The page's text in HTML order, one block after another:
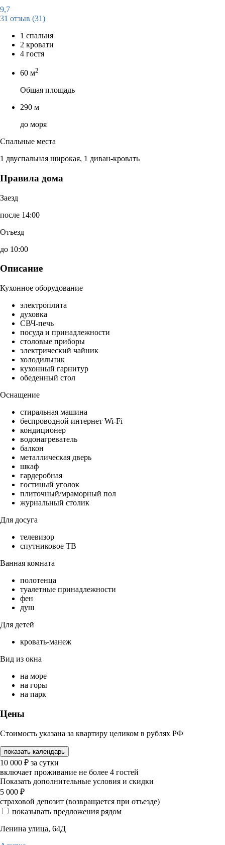
9,7
31 отзыв (31)
1 спальня
2 кровати
4 гостя
60 м2
Общая площадь
290 м
до моря
Спальные места
1 двуспальная широкая, 1 диван-кровать
Правила дома
Заезд
после 14:00
Отъезд
до 10:00
Описание
Кухонное оборудование
электроплита
духовка
СВЧ-печь
посуда и принадлежности
столовые приборы
электрический чайник
холодильник
кухонный гарнитур
обеденный стол
Оснащение
стиральная машина
беспроводной интернет Wi-Fi
кондиционер
водонагреватель
балкон
металлическая дверь
шкаф
гардеробная
гостиный уголок
плиточный/мраморный пол
журнальный столик
Для досуга
телевизор
спутниковое ТВ
Ванная комната
полотенца
туалетные принадлежности
фен
душ
Для детей
кровать-манеж
Вид из окна
на море
на горы
на парк
Цены
Стоимость указана за квартиру целиком в рублях РФ
показать календарь
10 000 ₽ за сутки
включает проживание не более 4 гостей
Показать дополнительные условия и скидки
5 000 ₽
страховой депозит (возвращается при отъезде)
показывать предложения рядом
Ленина улица, 64Д